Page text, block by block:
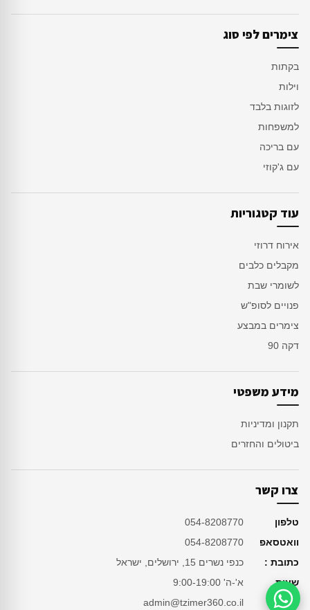
צימרים לפי סוג
בקתות
וילות
לזוגות בלבד
למשפחות
עם בריכה
עם ג'קוזי
עוד קטגוריות
אירוח דרוזי
מקבלים כלבים
לשומרי שבת
פנויים לסופ"ש
צימרים במבצע
דקה 90
מידע משפטי
תקנון ומדיניות
ביטולים והחזרים
צרו קשר
טלפון
054-8208770
וואטסאפ
054-8208770
כתובת :
כנפי נשרים 15, ירושלים, ישראל
שעות
א'-ה' 9:00-19:00
מייל
admin@tzimer360.co.ilסיוע בהזמנה